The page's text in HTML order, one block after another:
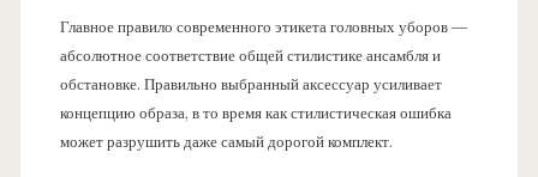
Главное правило современного этикета головных уборов —
абсолютное соответствие общей стилистике ансамбля и
обстановке. Правильно выбранный аксессуар усиливает
концепцию образа, в то время как стилистическая ошибка
может разрушить даже самый дорогой комплект.